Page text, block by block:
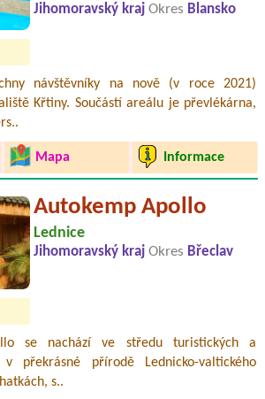
Jihomoravský kraj Okres Blansko
návštěvníky na nově (v roce 2021)
Křtiny. Součástí areálu je převlékárna,
Mapa Informace
Autokemp Apollo
Lednice
Jihomoravský kraj Okres Břeclav
se nachází ve středu turistických a
v překrásné přírodě Lednicko-valtického
s..